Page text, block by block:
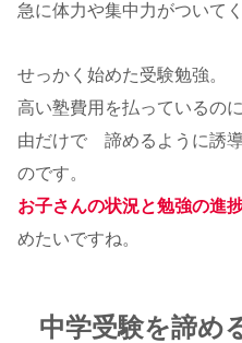
急に体力や集中力がついて
せっかく始めた受験勉強。
高い塾費用を払っているの
由だけで 諦めるように誘
のです。
お子さんの状況と勉強の進
めたいですね。
中学受験を諦め